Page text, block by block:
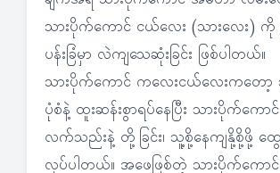
သားပိုက်ကောင် ငယ်လေး (သားလေး) ကို
ပန်းခြံမှာ လဲကျသေဆုံးခြင်း ဖြစ်ပါတယ်။
သားပိုက်ကောင် ကလေးငယ်လေးကတေ
ပုံစံနဲ့ ထူးဆန်းစွာရပ်နေပြီး သားပိုက်ကေ
လက်သည်းနဲ့ တို့ခြင်း၊ သူ့စို့နေကျနို့စို့ဖို့ ထွေ
လုပ်ပါတယ်။ အဖေဖြစ်တဲ့ သားပိုက်ကော